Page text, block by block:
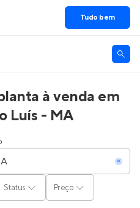
Tudo bem
à venda em
Luís - MA
Status Preço